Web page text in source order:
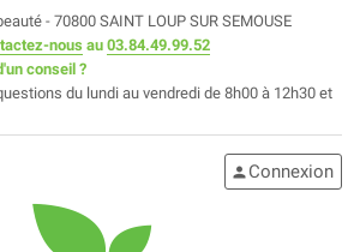
- 70800 SAINT LOUP SUR SEMOUSE
nous au 03.84.49.99.52
conseil ?
du lundi au vendredi de 8h00 à 12h30 et
person Connexion